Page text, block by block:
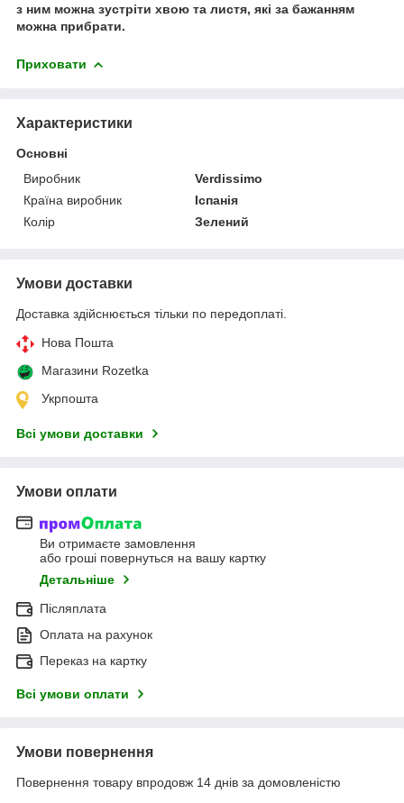
з ним можна зустріти хвою та листя, які за бажанням
можна прибрати.
Приховати
Характеристики
Основні
Виробник
Verdissimo
Країна виробник
Іспанія
Колір
Зелений
Умови доставки
Доставка здійснюється тільки по передоплаті.
Нова Пошта
Магазини Rozetka
Укрпошта
Всі умови доставки
Умови оплати
Ви отримаєте замовлення
або гроші повернуться на вашу картку
Детальніше
Післяплата
Оплата на рахунок
Переказ на картку
Всі умови оплати
Умови повернення
Повернення товару впродовж 14 днів за домовленістю